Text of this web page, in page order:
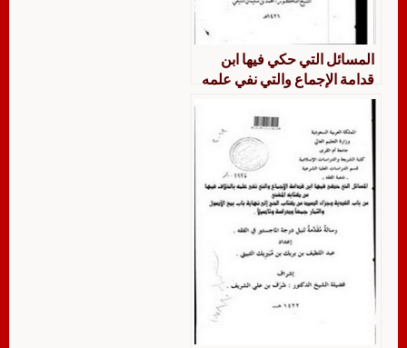
المسائل التي حكي فيها ابن
قدامة الإجماع والتي نفي علمه
بالخلاف فيها من كتابه المغني
في كتاب الزكاة